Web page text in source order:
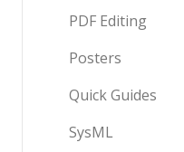
PDF Editing
Posters
Quick Guides
SysML